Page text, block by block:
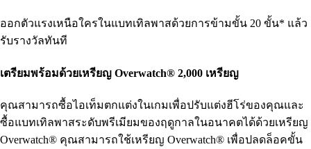
ออกตัวแรงเหนือใครในแบทเทิลพาสด้วยการข้ามขั้น 20 ขั้น* แล้ว
รับรางวัลทันที
เตรียมพร้อมด้วยเหรียญ Overwatch® 2,000 เหรียญ
คุณสามารถซื้อไอเท็มตกแต่งในเกมเพื่อปรับแต่งฮีโร่ของคุณและ
ซื้อแบทเทิลพาสระดับพรีเมียมของฤดูกาลในอนาคตได้ด้วยเหรียญ
Overwatch® คุณสามารถใช้เหรียญ Overwatch® เพื่อปลดล็อคขั้น